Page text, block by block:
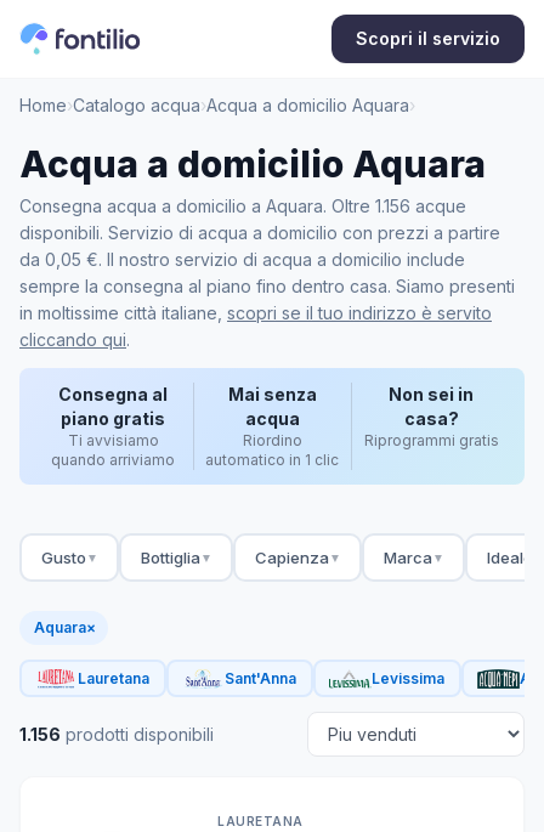
Scopri il servizio
Home›Catalogo acqua›Acqua a domicilio Aquara›
Acqua a domicilio Aquara
Consegna acqua a domicilio a Aquara. Oltre 1.156 acque
disponibili. Servizio di acqua a domicilio con prezzi a partire
da 0,05 €. Il nostro servizio di acqua a domicilio include
sempre la consegna al piano fino dentro casa. Siamo presenti
in moltissime città italiane, scopri se il tuo indirizzo è servito
cliccando qui.
Consegna al
piano gratis
Ti avvisiamo
quando arriviamo
Mai senza
acqua
Riordino
automatico in 1 clic
Non sei in
casa?
Riprogrammi gratis
Gusto ▼ Bottiglia ▼ Capienza ▼ Marca ▼ Ideale
Aquara×
Lauretana Sant'Anna Levissima
1.156 prodotti disponibili
LAURETANA